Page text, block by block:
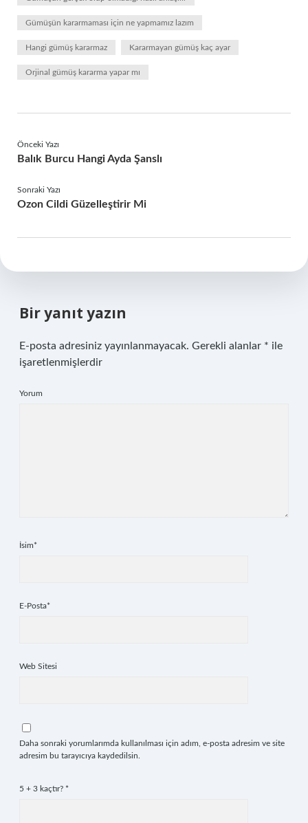
Gümüşün kararmaması için ne yapmamız lazım
Hangi gümüş kararmaz Kararmayan gümüş kaç ayar
Orjinal gümüş kararma yapar mı
Önceki Yazı
Balık Burcu Hangi Ayda Şanslı
Sonraki Yazı
Ozon Cildi Güzelleştirir Mi
Bir yanıt yazın
E-posta adresiniz yayınlanmayacak. Gerekli alanlar * ile
işaretlenmişlerdir
Yorum
İsim*
E-Posta*
Web Sitesi
Daha sonraki yorumlarımda kullanılması için adım, e-posta adresim ve site
adresim bu tarayıcıya kaydedilsin.
5 + 3 kaçtır? *